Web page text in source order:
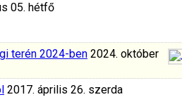
05. hétfő
terén 2024-ben 2024. október
2017. április 26. szerda